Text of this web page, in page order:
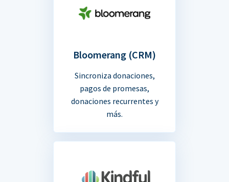
Bloomerang (CRM)
Sincroniza donaciones,
pagos de promesas,
donaciones recurrentes y
más.